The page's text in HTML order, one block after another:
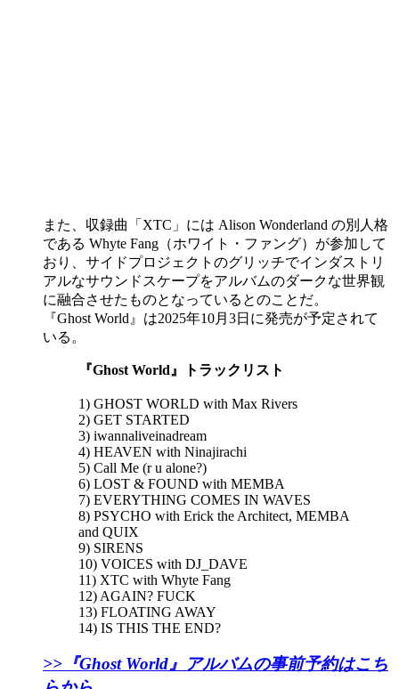
また、収録曲「XTC」には Alison Wonderland の別人格
である Whyte Fang（ホワイト・ファング）が参加して
おり、サイドプロジェクトのグリッチでインダストリ
アルなサウンドスケープをアルバムのダークな世界観
に融合させたものとなっているとのことだ。
『Ghost World』は2025年10月3日に発売が予定されて
いる。
『Ghost World』トラックリスト
1) GHOST WORLD with Max Rivers
2) GET STARTED
3) iwannaliveinadream
4) HEAVEN with Ninajirachi
5) Call Me (r u alone?)
6) LOST & FOUND with MEMBA
7) EVERYTHING COMES IN WAVES
8) PSYCHO with Erick the Architect, MEMBA
and QUIX
9) SIRENS
10) VOICES with DJ_DAVE
11) XTC with Whyte Fang
12) AGAIN? FUCK
13) FLOATING AWAY
14) IS THIS THE END?
>>『Ghost World』アルバムの事前予約はこち